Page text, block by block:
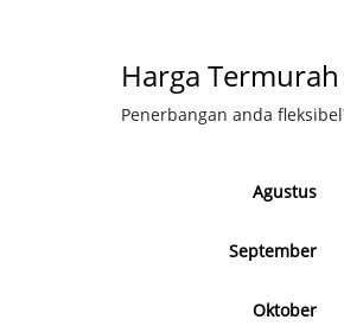
Harga
Penerbangan anda
Agustus
September
Oktober